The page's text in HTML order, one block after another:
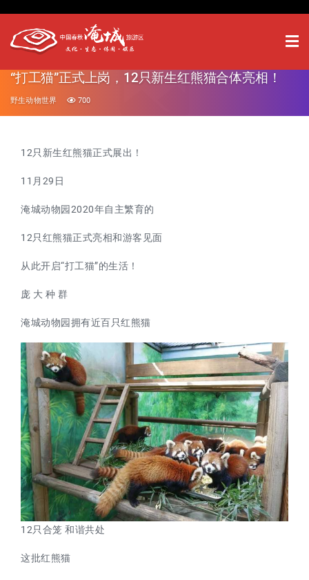
“打工猫”正式上岗，12只新生红熊猫合体亮相！
野生动物世界 700
12只新生红熊猫正式展出！
11月29日
淹城动物园2020年自主繁育的
12只红熊猫正式亮相和游客见面
从此开启“打工猫”的生活！
庞 大 种 群
淹城动物园拥有近百只红熊猫
12只合笼 和谐共处
这批红熊猫